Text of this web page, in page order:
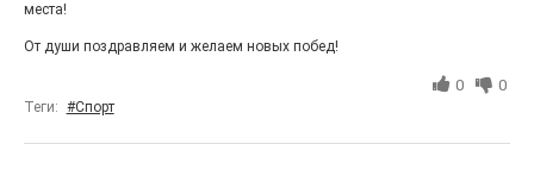
«Районы-кварталы»
путешествуют по городу
0
дважды порадует проект «Районы-кварталы».
места!
От души поздравляем и желаем новых побед!
0 0
Теги: #Спорт